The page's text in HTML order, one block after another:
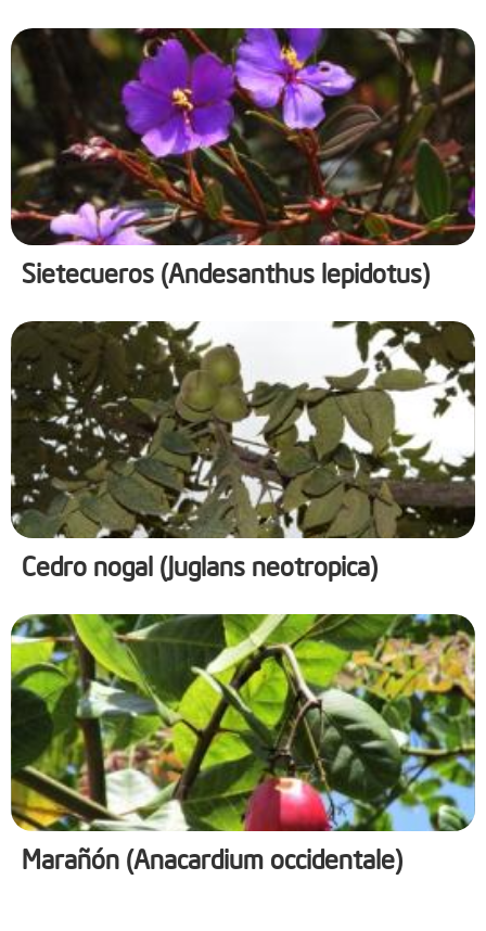
Sietecueros (Andesanthus lepidotus)
Cedro nogal (Juglans neotropica)
Marañón (Anacardium occidentale)